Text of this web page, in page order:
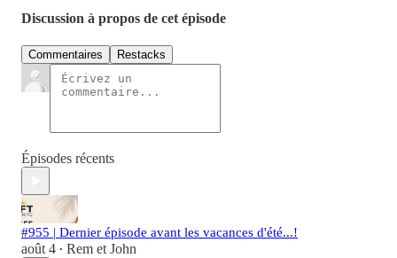
Discussion à propos de cet épisode
Commentaires Restacks
Épisodes récents
#955 | Dernier épisode avant les vacances d'été...!
août 4 • Rem et John